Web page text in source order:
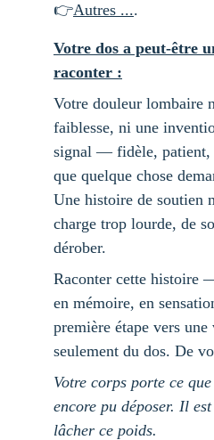
👉Autres ....
Votre dos a peut-être
raconter :
Votre douleur lombaire
faiblesse, ni une
signal — fidèle,
que quelque chose
Une histoire de soutien
charge trop lourde, de
dérober.
Raconter cette histoire
en mémoire, en
première étape vers
seulement du dos. De
Votre corps porte ce
encore pu déposer. Il
lâcher ce poids.